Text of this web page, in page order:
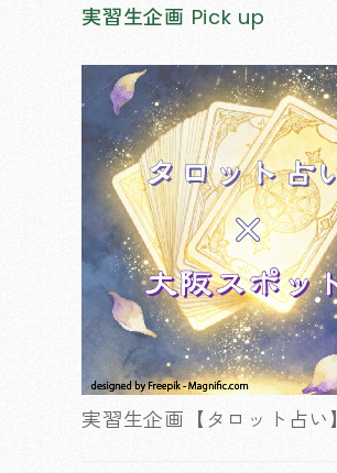
実習生企画 Pick up
実習生企画【タロット占い】